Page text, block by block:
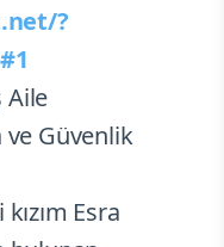
?
Aile
ve Güvenlik
Esra